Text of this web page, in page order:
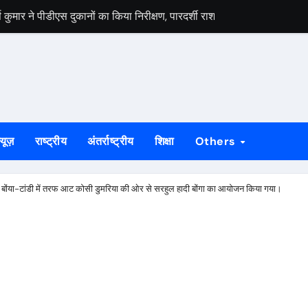
ने पीडीएस दुकानों का किया निरीक्षण, पारदर्शी राशन वितरण के दिए निर्देश
को लेकर भाजपा जमशेदपुर महानगर की तैयारियां हुई तेज, 9 अगस्त को
यूआईएसएल के वरीय महाप्रबंधक से, ज्ञापन सौंपा कंपनी की टीम क्षेत्र का
गागराई ने पंचायत और बूथ संगठन मजबूत करने का किया आह्वान
का मुद्दा, सांसद जोबा माझी ने पूर्ण संचालन की उठाई मांग
राष्ट्रीय अंतर्राष्ट्रीय शिक्षा Others
टांडी में तरफ आट कोसी डुमरिया की ओर से सरहुल हादी बोंगा का आयोजन किया गया।